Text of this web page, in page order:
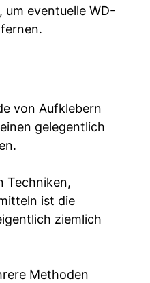
um eventuelle WD-
von Aufklebern
gelegentlich
Techniken,
ist die
ziemlich
Methoden